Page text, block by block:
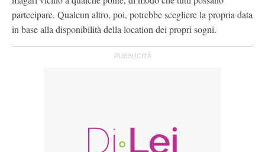
partecipare. Qualcun altro, poi, potrebbe scegliere la propria data
in base alla disponibilità della location dei propri sogni.